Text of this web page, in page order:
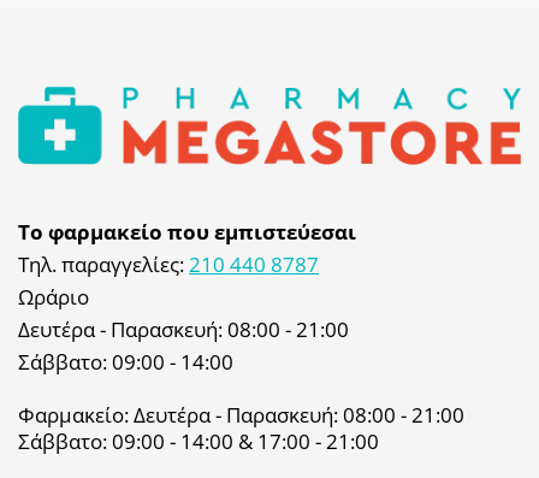
Το φαρμακείο που εμπιστεύεσαι
Τηλ. παραγγελίες:210 440 8787
Ωράριο
Δευτέρα - Παρασκευή: 08:00 - 21:00
Σάββατο: 09:00 - 14:00
Φαρμακείο: Δευτέρα - Παρασκευή: 08:00 - 21:00
Σάββατο: 09:00 - 14:00 & 17:00 - 21:00